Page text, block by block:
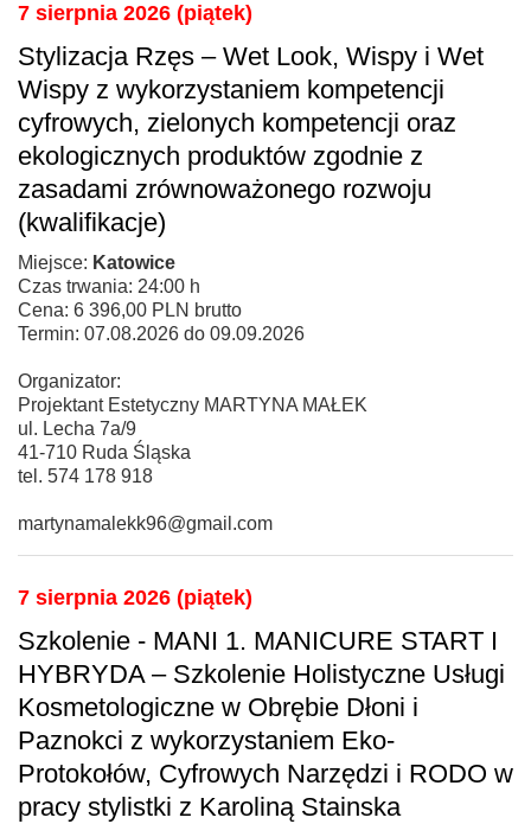
7 sierpnia 2026 (piątek)
Stylizacja Rzęs – Wet Look, Wispy i Wet
Wispy z wykorzystaniem kompetencji
cyfrowych, zielonych kompetencji oraz
ekologicznych produktów zgodnie z
zasadami zrównoważonego rozwoju
(kwalifikacje)
Miejsce: Katowice
Czas trwania: 24:00 h
Cena: 6 396,00 PLN brutto
Termin: 07.08.2026 do 09.09.2026
Organizator:
Projektant Estetyczny MARTYNA MAŁEK
ul. Lecha 7a/9
41-710 Ruda Śląska
tel. 574 178 918
martynamalekk96@gmail.com
7 sierpnia 2026 (piątek)
Szkolenie - MANI 1. MANICURE START I
HYBRYDA – Szkolenie Holistyczne Usługi
Kosmetologiczne w Obrębie Dłoni i
Paznokci z wykorzystaniem Eko-
Protokołów, Cyfrowych Narzędzi i RODO w
pracy stylistki z Karoliną Stainska